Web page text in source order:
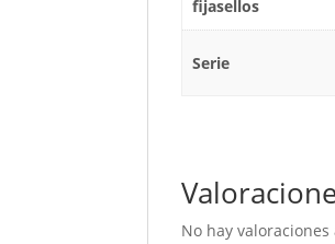
fijasellos
Serie
No hay valoraciones